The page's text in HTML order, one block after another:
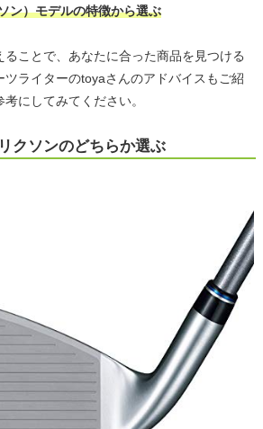
ン）モデルの特徴から選ぶ
ことで、あなたに合った商品を見つける
ツライターのtoyaさんのアドバイスもご紹
にしてみてください。
クソンのどちらか選ぶ